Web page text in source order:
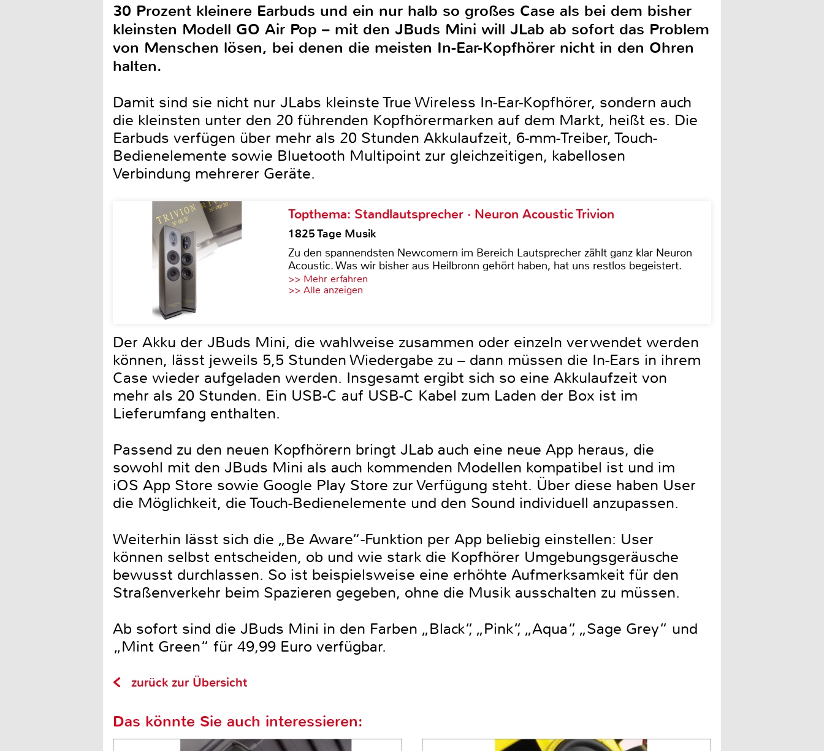
30 Prozent kleinere Earbuds und ein nur halb so großes Case als bei dem bisher
kleinsten Modell GO Air Pop – mit den JBuds Mini will JLab ab sofort das Problem
von Menschen lösen, bei denen die meisten In-Ear-Kopfhörer nicht in den Ohren
halten.
Damit sind sie nicht nur JLabs kleinste True Wireless In-Ear-Kopfhörer, sondern auch
die kleinsten unter den 20 führenden Kopfhörermarken auf dem Markt, heißt es. Die
Earbuds verfügen über mehr als 20 Stunden Akkulaufzeit, 6-mm-Treiber, Touch-
Bedienelemente sowie Bluetooth Multipoint zur gleichzeitigen, kabellosen
Verbindung mehrerer Geräte.
Topthema: Standlautsprecher · Neuron Acoustic Trivion
1825 Tage Musik
Zu den spannendsten Newcomern im Bereich Lautsprecher zählt ganz klar Neuron
Acoustic. Was wir bisher aus Heilbronn gehört haben, hat uns restlos begeistert.
>> Mehr erfahren
>> Alle anzeigen
Der Akku der JBuds Mini, die wahlweise zusammen oder einzeln verwendet werden
können, lässt jeweils 5,5 Stunden Wiedergabe zu – dann müssen die In-Ears in ihrem
Case wieder aufgeladen werden. Insgesamt ergibt sich so eine Akkulaufzeit von
mehr als 20 Stunden. Ein USB-C auf USB-C Kabel zum Laden der Box ist im
Lieferumfang enthalten.
Passend zu den neuen Kopfhörern bringt JLab auch eine neue App heraus, die
sowohl mit den JBuds Mini als auch kommenden Modellen kompatibel ist und im
iOS App Store sowie Google Play Store zur Verfügung steht. Über diese haben User
die Möglichkeit, die Touch-Bedienelemente und den Sound individuell anzupassen.
Weiterhin lässt sich die „Be Aware“-Funktion per App beliebig einstellen: User
können selbst entscheiden, ob und wie stark die Kopfhörer Umgebungsgeräusche
bewusst durchlassen. So ist beispielsweise eine erhöhte Aufmerksamkeit für den
Straßenverkehr beim Spazieren gegeben, ohne die Musik ausschalten zu müssen.
Ab sofort sind die JBuds Mini in den Farben „Black“, „Pink“, „Aqua“, „Sage Grey“ und
„Mint Green“ für 49,99 Euro verfügbar.
zurück zur Übersicht
Das könnte Sie auch interessieren: